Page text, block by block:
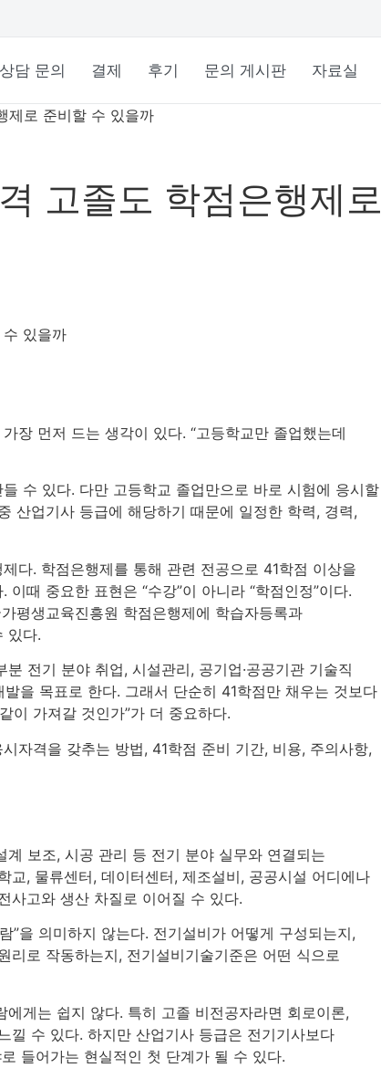
상담 문의 결제 후기 문의 게시판 자료실
제로 준비할 수 있을까
고졸도 학점은행제로
있을까
장 먼저 드는 생각이 있다. “고등학교만 졸업했는데
수 있다. 다만 고등학교 졸업만으로 바로 시험에 응시할
산업기사 등급에 해당하기 때문에 일정한 학력, 경력,
다. 학점은행제를 통해 관련 전공으로 41학점 이상을
때 중요한 표현은 “수강”이 아니라 “학점인정”이다.
평생교육진흥원 학점은행제에 학습자등록과
있다.
전기 분야 취업, 시설관리, 공기업·공공기관 기술직
을 목표로 한다. 그래서 단순히 41학점만 채우는 것보다
이 가져갈 것인가”가 더 중요하다.
자격을 갖추는 방법, 41학점 준비 기간, 비용, 주의사항,
보조, 시공 관리 등 전기 분야 실무와 연결되는
교, 물류센터, 데이터센터, 제조설비, 공공시설 어디에나
사고와 생산 차질로 이어질 수 있다.
”을 의미하지 않는다. 전기설비가 어떻게 구성되는지,
리로 작동하는지, 전기설비기술기준은 어떤 식으로
게는 쉽지 않다. 특히 고졸 비전공자라면 회로이론,
낄 수 있다. 하지만 산업기사 등급은 전기기사보다
들어가는 현실적인 첫 단계가 될 수 있다.